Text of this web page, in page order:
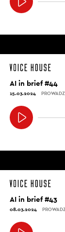
AI in brief #44
15.03.2024
AI in brief #43
08.03.2024